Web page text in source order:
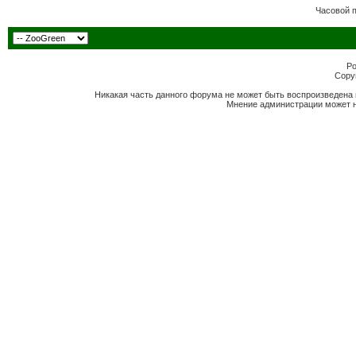
Часовой
Никакая часть данного форума не может быть
Мнение администрации может